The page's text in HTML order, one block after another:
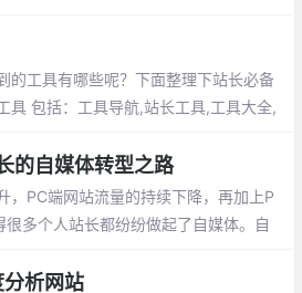
的工具有哪些呢？下面整理下站长必备
具 包括：工具导航,站长工具,工具大全,
的自媒体转型之路
，PC端网站流量的持续下降，再加上P
多个人站长都纷纷做起了自媒体。自
，我们将是某个领域的专家了。
析网站